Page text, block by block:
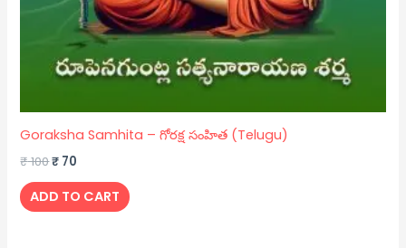
Goraksha Samhita – గోరక్ష సంహిత (Telugu)
₹100₹ 70
ADD TO CART